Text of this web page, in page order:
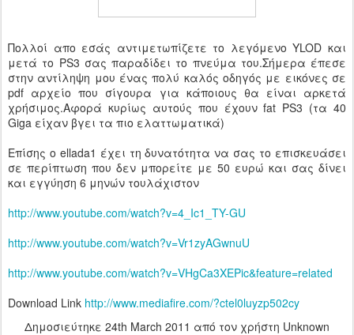
Πολλοί απο εσάς αντιμετωπίζετε το λεγόμενο YLOD και
μετά το PS3 σας παραδίδει το πνεύμα του.Σήμερα έπεσε
στην αντίληψη μου ένας πολύ καλός οδηγός με εικόνες σε
pdf αρχείο που σίγουρα για κάποιους θα είναι αρκετά
χρήσιμος.Αφορά κυρίως αυτούς που έχουν fat PS3 (τα 40
Giga είχαν βγει τα πιο ελαττωματικά)
Επίσης ο ellada1 έχει τη δυνατότητα να σας το επισκευάσει
σε περίπτωση που δεν μπορείτε με 50 ευρώ και σας δίνει
και εγγύηση 6 μηνών τουλάχιστον
http://www.youtube.com/watch?v=4_Ic1_TY-GU
http://www.youtube.com/watch?v=Vr1zyAGwnuU
http://www.youtube.com/watch?v=VHgCa3XEPic&feature=related
Download Link http://www.mediafire.com/?ctel0luyzp502cy
Δημοσιεύτηκε 24th March 2011 από τον χρήστη Unknown